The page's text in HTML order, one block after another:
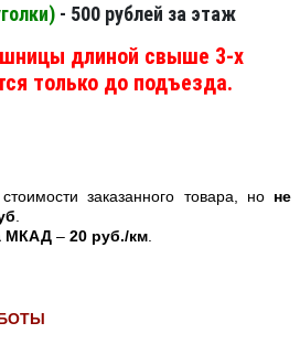
- 500 рублей за этаж
длиной свыше 3-х
только до подъезда.
заказанного товара, но не
МКАД – 20 руб./км